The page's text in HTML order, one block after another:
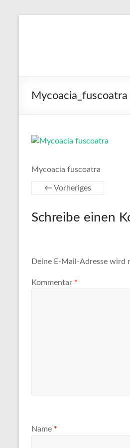
Mycoacia_fuscoatra
Mycoacia fuscoatra
← Vorheriges
Schreibe einen
Deine E-Mail-Adresse
Kommentar *
Name *